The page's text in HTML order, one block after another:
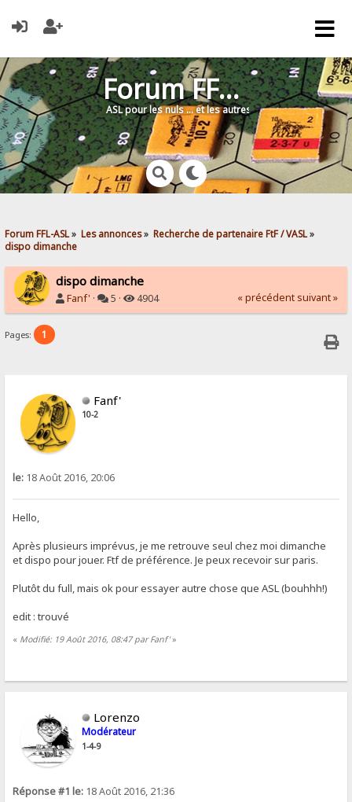
Forum FFL-ASL
ASL pour les nuls … et les autres !
Forum FFL-ASL» Les annonces» Recherche de partenaire FtF / VASL»
dispo dimanche
dispo dimanche
Fanf' · 5 · 4904 « précédent suivant »
Pages: 1
Fanf'
10-2
le: 18 Août 2016, 20:06
Hello,
Après plusieurs imprévus, je me retrouve seul chez moi dimanche
et dispo pour jouer. Ftf de préférence. Je peux recevoir sur paris.
Plutôt du full, mais ok pour essayer autre chose que ASL (bouhhh!)
edit : trouvé
« Modifié: 19 Août 2016, 08:47 par Fanf'»
Lorenzo
Modérateur
1-4-9
Réponse #1 le: 18 Août 2016, 21:36